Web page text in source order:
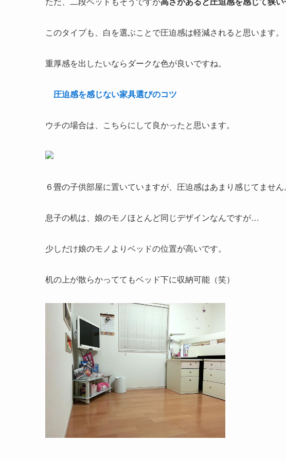
このタイプも、白を選ぶことで圧迫感は軽減されると思います。
重厚感を出したいならダークな色が良いですね。
圧迫感を感じない家具選びのコツ
ウチの場合は、こちらにして良かったと思います。
６畳の子供部屋に置いていますが、圧迫感はあまり感じてません。
息子の机は、娘のモノほとんど同じデザインなんですが…
少しだけ娘のモノよりベッドの位置が高いです。
机の上が散らかっててもベッド下に収納可能（笑）